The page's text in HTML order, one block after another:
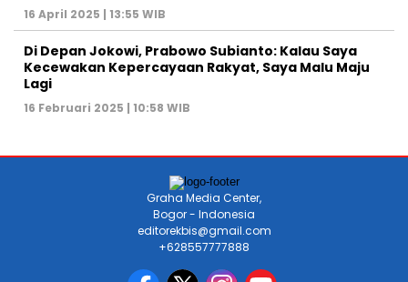
16 April 2025 | 13:55 WIB
Di Depan Jokowi, Prabowo Subianto: Kalau Saya
Kecewakan Kepercayaan Rakyat, Saya Malu Maju
Lagi
16 Februari 2025 | 10:58 WIB
Graha Media Center,
Bogor - Indonesia
editorekbis@gmail.com
+628557777888